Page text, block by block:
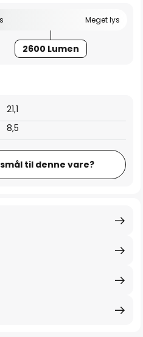
Meget lys
2600 Lumen
21,1
8,5
til denne vare?